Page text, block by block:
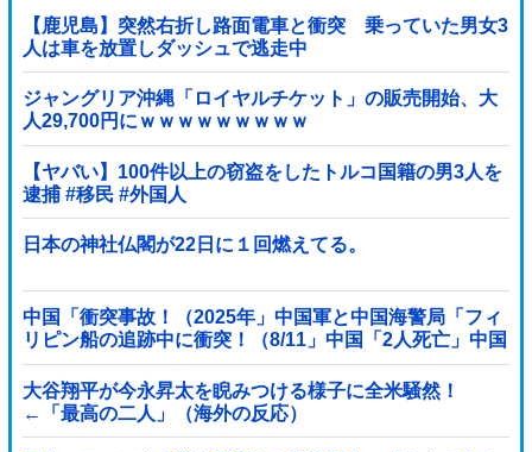
【鹿児島】突然右折し路面電車と衝突 乗っていた男女3
人は車を放置しダッシュで逃走中
ジャングリア沖縄「ロイヤルチケット」の販売開始、大
人29,700円にｗｗｗｗｗｗｗｗｗ
【ヤバい】100件以上の窃盗をしたトルコ国籍の男3人を
逮捕 #移民 #外国人
日本の神社仏閣が22日に１回燃えてる。
中国「衝突事故！（2025年」中国軍と中国海警局「フィ
リピン船の追跡中に衝突！（8/11」中国「2人死亡」中国
政府「1年間隠蔽」日本「隠蔽された事実報道！（2026
年」→
大谷翔平が今永昇太を睨みつける様子に全米騒然！
←「最高の二人」（海外の反応）